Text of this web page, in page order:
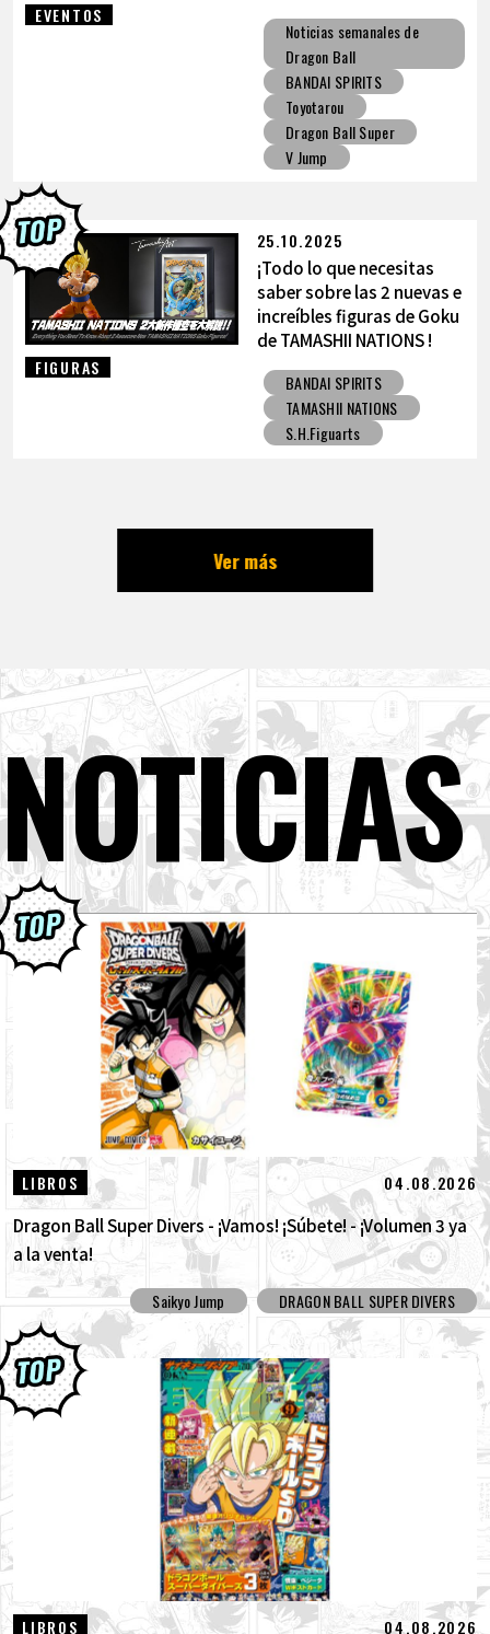
EVENTOS
definitiva de
Kamehameha padre-hijo!
Noticias semanales de
Dragon Ball
BANDAI SPIRITS
Toyotarou
Dragon Ball Super
V Jump
FIGURAS
25.10.2025
¡Todo lo que necesitas
saber sobre las 2 nuevas e
increíbles figuras de Goku
de TAMASHII NATIONS !
BANDAI SPIRITS
TAMASHII NATIONS
S.H.Figuarts
Ver más
NOTICIAS
LIBROS 04.08.2026
Dragon Ball Super Divers - ¡Vamos! ¡Súbete! - ¡Volumen 3 ya
a la venta!
Saikyo Jump DRAGON BALL SUPER DIVERS
LIBROS 04.08.2026